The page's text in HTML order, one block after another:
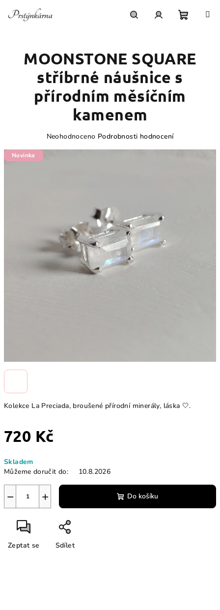
košík
Kolekce La Preciada, broušené přírodní minerály, láska 🤍.
720 Kč
cena:
Skladem
Můžeme doručit do:
10.8.2026
+
− Do košíku
Zeptat se Sdílet
MOONSTONE SQUARE
stříbrné náušnice s
přírodním měsíčním
kamenem
produktu
Neohodnoceno Podrobnosti hodnocení
Novinka